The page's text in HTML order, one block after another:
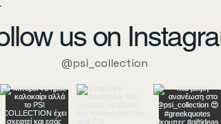
us on
@psi_collection